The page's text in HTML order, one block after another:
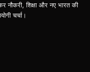
नौकरी, शिक्षा और नए भारत की
चर्चा।